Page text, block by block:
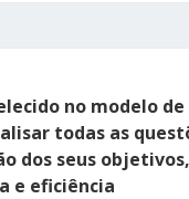
no modelo
todas as
dos seus
e eficiência